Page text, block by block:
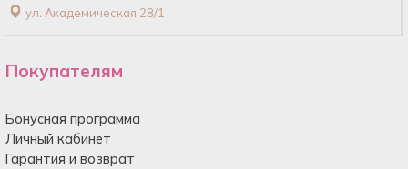
ул. Академическая 28/1
Покупателям
Бонусная программа
Личный кабинет
Гарантия и возврат